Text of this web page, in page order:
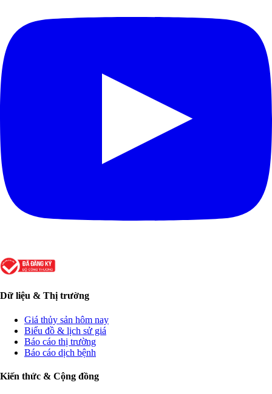
Dữ liệu & Thị trường
Giá thủy sản hôm nay
Biểu đồ & lịch sử giá
Báo cáo thị trường
Báo cáo dịch bệnh
Kiến thức & Cộng đồng